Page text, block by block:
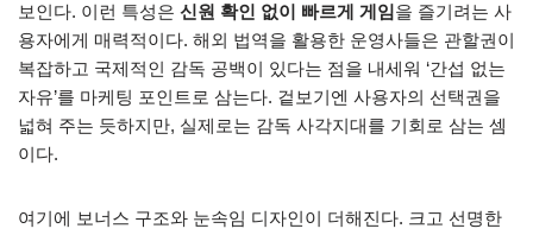
보인다. 이런 특성은 신원 확인 없이 빠르게 게임을 즐기려는 사
용자에게 매력적이다. 해외 법역을 활용한 운영사들은 관할권이
복잡하고 국제적인 감독 공백이 있다는 점을 내세워 ‘간섭 없는
자유’를 마케팅 포인트로 삼는다. 겉보기엔 사용자의 선택권을
넓혀 주는 듯하지만, 실제로는 감독 사각지대를 기회로 삼는 셈
이다.
여기에 보너스 구조와 눈속임 디자인이 더해진다. 크고 선명한